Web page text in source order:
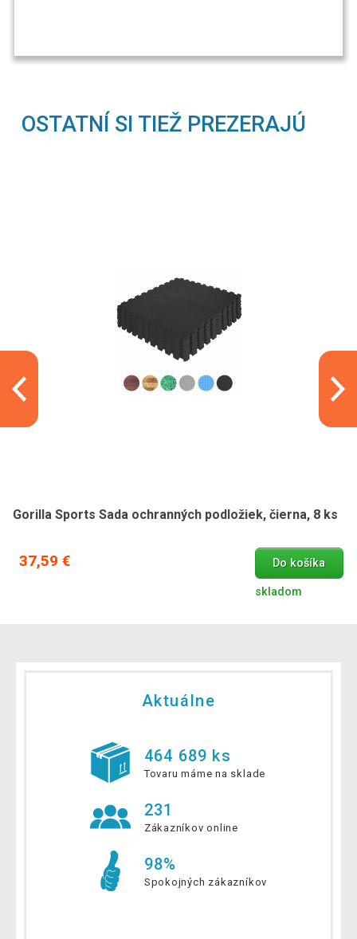
OSTATNÍ SI TIEŽ PREZERAJÚ
Gorilla Sports Sada ochranných podložiek, čierna, 8 ks
37,59 € Do košíka
skladom
Aktuálne
464 689 ks
Tovaru máme na sklade
231
Zákazníkov online
98%
Spokojných zákazníkov